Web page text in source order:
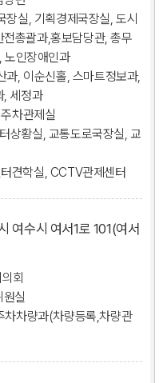
장실, 기획경제국장실, 도시
총괄과,홍보담당관, 총무
노인장애인과
과, 이순신홀, 스마트정보과,
, 세정과
차관제실
상황실, 교통도로국장실, 교
견학실, CCTV관제센터
여수시 여서1로 101(여서
회
실
차차량과(차량등록,차량관